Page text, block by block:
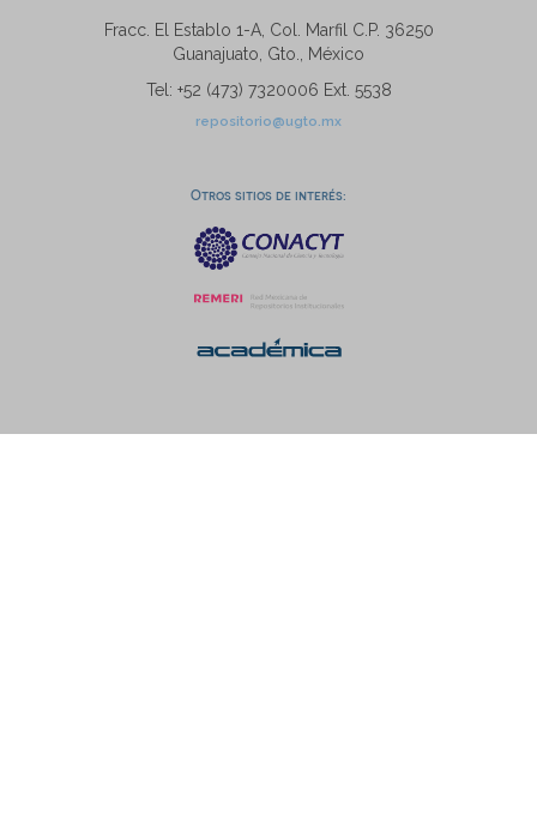
Fracc. El Establo 1-A, Col. Marfil C.P. 36250
Guanajuato, Gto., México
Tel: +52 (473) 7320006 Ext. 5538
repositorio@ugto.mx
Otros sitios de interés: